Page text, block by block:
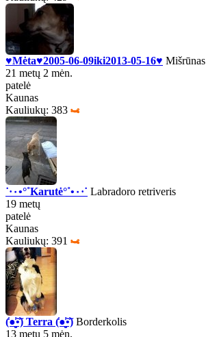
♥Mėta♥2005-06-09iki2013-05-16♥ Mišrūnas
21 metų 2 mėn.
patelė
Kaunas
Kauliukų: 383
˙·٠•°˚Karutė°˚•٠·˙ Labradoro retriveris
19 metų
patelė
Kaunas
Kauliukų: 391
(̾●̮̮̃̾•̃̾) Terra (̾●̮̮̃̾•̃̾)Borderkolis
13 metų 5 mėn.